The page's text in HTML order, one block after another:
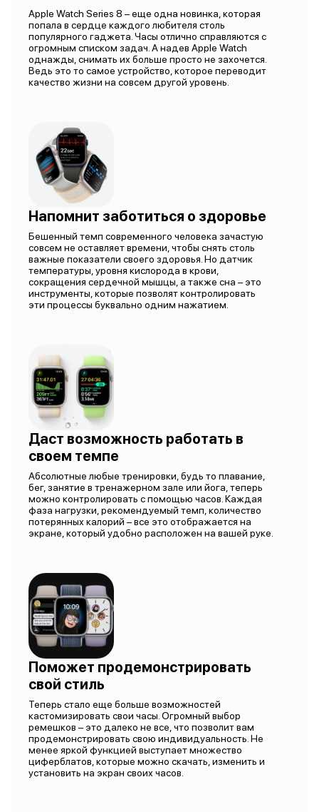
Apple Watch Series 8 – еще одна новинка, которая
попала в сердце каждого любителя столь
популярного гаджета. Часы отлично справляются с
огромным списком задач. А надев Apple Watch
однажды, снимать их больше просто не захочется.
Ведь это то самое устройство, которое переводит
качество жизни на совсем другой уровень.
Напомнит заботиться о здоровье
Бешенный темп современного человека зачастую
совсем не оставляет времени, чтобы снять столь
важные показатели своего здоровья. Но датчик
температуры, уровня кислорода в крови,
сокращения сердечной мышцы, а также сна – это
инструменты, которые позволят контролировать
эти процессы буквально одним нажатием.
Даст возможность работать в
своем темпе
Абсолютные любые тренировки, будь то плавание,
бег, занятие в тренажерном зале или йога, теперь
можно контролировать с помощью часов. Каждая
фаза нагрузки, рекомендуемый темп, количество
потерянных калорий – все это отображается на
экране, который удобно расположен на вашей руке.
Поможет продемонстрировать
свой стиль
Теперь стало еще больше возможностей
кастомизировать свои часы. Огромный выбор
ремешков – это далеко не все, что позволит вам
продемонстрировать свою индивидуальность. Не
менее яркой функцией выступает множество
циферблатов, которые можно скачать, изменить и
установить на экран своих часов.